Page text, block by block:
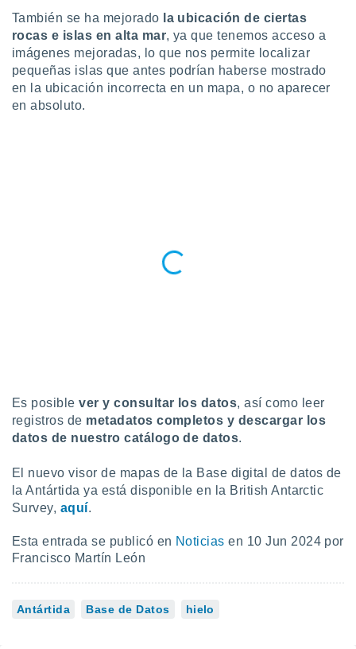
e
mediante
publicidad
También se ha mejorado la ubicación de ciertas
rocas e islas en alta mar, ya que tenemos acceso a
imágenes mejoradas, lo que nos permite localizar
pequeñas islas que antes podrían haberse mostrado
en la ubicación incorrecta en un mapa, o no aparecer
en absoluto.
Es posible ver y consultar los datos, así como leer
registros de metadatos completos y descargar los
datos de nuestro catálogo de datos.
El nuevo visor de mapas de la Base digital de datos de
la Antártida ya está disponible en la British Antarctic
Survey, aquí.
Esta entrada se publicó en Noticias en 10 Jun 2024 por
Francisco Martín León
Antártida Base de Datos hielo